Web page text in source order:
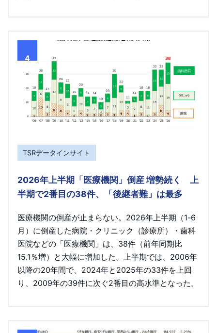
4
TSRデータインサイト
2026年上半期「医療機関」倒産 増勢続く 上
半期で2番目の38件、「後継者難」は最多
医療機関の倒産が止まらない。2026年上半期（1-6
月）に倒産した病院・クリニック（診療所）・歯科
医院などの「医療機関」は、38件（前年同期比
15.1％増）と大幅に増加した。上半期では、2006年
以降の20年間で、2024年と2025年の33件を上回
り、2009年の39件に次ぐ2番目の高水準となった。